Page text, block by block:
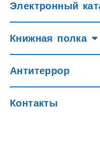
Электронный
Книжная полка
Антитеррор
Контакты